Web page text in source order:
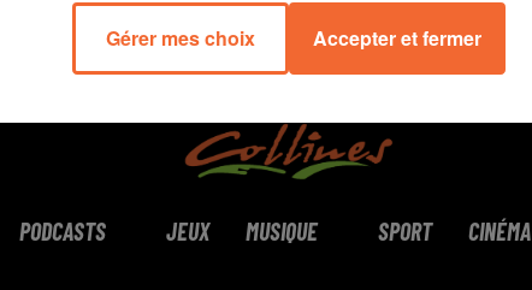
PODCASTS JEUX MUSIQUE SPORT CINÉMA
Gérer mes choix Accepter et fermer